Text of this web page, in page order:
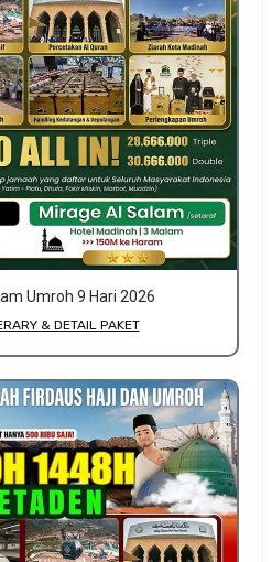
Umroh 9 Hari 2026
& DETAIL PAKET